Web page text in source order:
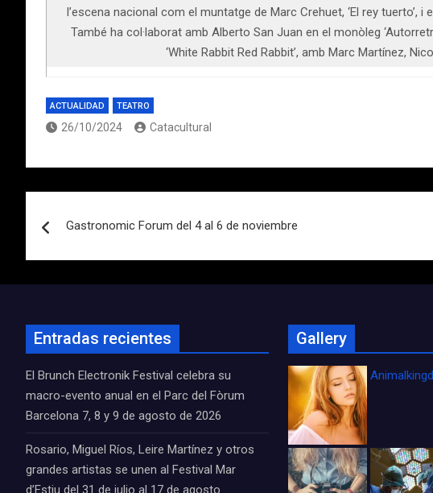
l’escena nacional com el muntatge de Marc Crehuet, ‘El rey tuerto’,
També ha col·laborat amb Alberto San Juan en el monòleg
‘White Rabbit Red Rabbit’, amb Marc Martínez,
ACTUALIDAD TEATRO
26/10/2024 Catacultural
de
Gastronomic Forum del 4 al 6 de noviembre
Entradas recientes
El Brunch Electronik Festival celebra su
macro-evento anual en el Parc del Fòrum
Barcelona 7, 8 y 9 de agosto de 2026
Rosario, Miguel Ríos, Leire Martínez y otros
grandes artistas se unen al Festival Mar
d’Estiu del 31 de julio al 17 de agosto
Gallery